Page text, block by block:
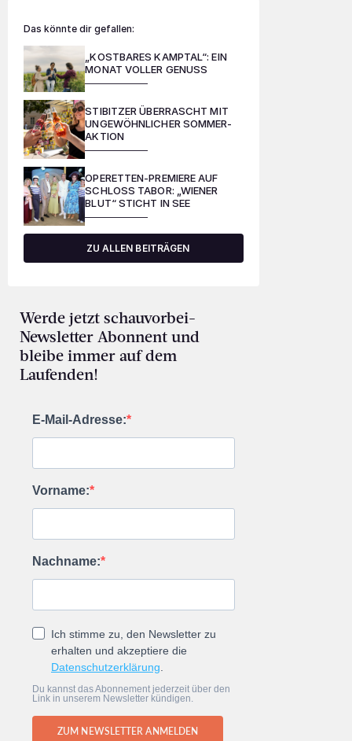
Das könnte dir gefallen:
„KOSTBARES KAMPTAL“: EIN
MONAT VOLLER GENUSS
STIBITZER ÜBERRASCHT MIT
UNGEWÖHNLICHER SOMMER-
AKTION
OPERETTEN-PREMIERE AUF
SCHLOSS TABOR: „WIENER
BLUT“ STICHT IN SEE
ZU ALLEN BEITRÄGEN
Werde jetzt schauvorbei-
Newsletter Abonnent und
bleibe immer auf dem
Laufenden!
E-Mail-Adresse:
Vorname:
Nachname:
Ich stimme zu, den Newsletter zu
erhalten und akzeptiere die
Datenschutzerklärung
Du kannst das Abonnement jederzeit über den
Link in unserem Newsletter kündigen.
ZUM NEWSLETTER ANMELDEN